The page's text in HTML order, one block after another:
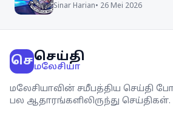
Sinar Harian• 26 Mei 2026
செசெய்தி
மலேசியா
மலேசியாவின் சமீபத்திய செய்தி
பல ஆதாரங்களிலிருந்து செய்திகள்.